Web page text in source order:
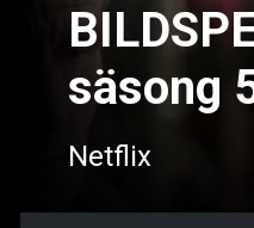
säsong
Netflix